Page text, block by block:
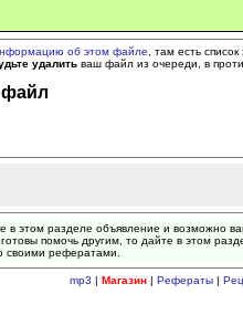
об этом файле , там есть
удалить ваш файл из очереди, в
файл
этом разделе объявление и возможно
помочь другим, то дайте в этом
своими рефератами.
mp3 | Магазин| Рефераты|